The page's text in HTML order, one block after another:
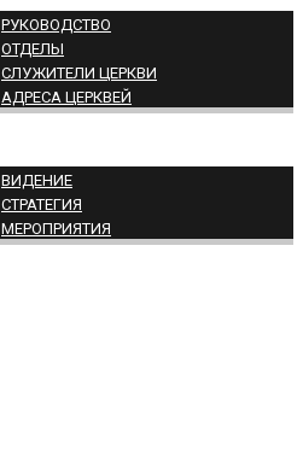
РУКОВОДСТВО
ОТДЕЛЫ
СЛУЖИТЕЛИ ЦЕРКВИ
АДРЕСА ЦЕРКВЕЙ
ВИДЕНИЕ
СТРАТЕГИЯ
МЕРОПРИЯТИЯ